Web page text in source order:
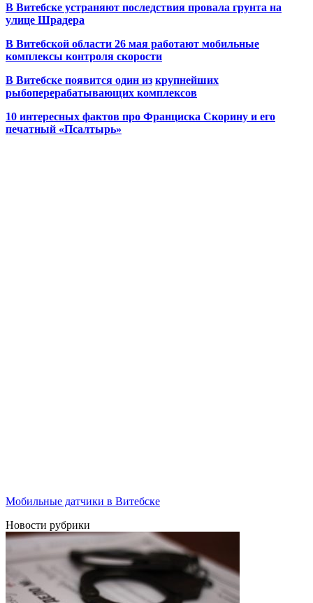
В Витебске устраняют последствия провала грунта на
улице Шрадера
В Витебской области 26 мая работают мобильные
комплексы контроля скорости
В Витебске появится один из крупнейших
рыбоперерабатывающих комплексов
10 интересных фактов про Франциска Скорину и его
печатный «Псалтырь»
Мобильные датчики в Витебске
Новости рубрики